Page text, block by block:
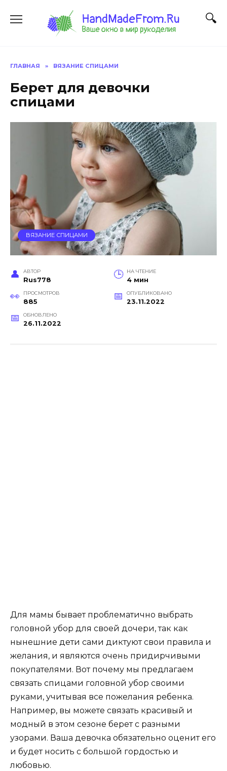
содержанию
ГЛАВНАЯ » ВЯЗАНИЕ СПИЦАМИ
Берет для девочки
спицами
ВЯЗАНИЕ СПИЦАМИ
АВТОР
Rus778
НА ЧТЕНИЕ
4 мин
ПРОСМОТРОВ
885
ОПУБЛИКОВАНО
23.11.2022
ОБНОВЛЕНО
26.11.2022
Для мамы бывает проблематично выбрать
головной убор для своей дочери, так как
нынешние дети сами диктуют свои правила и
желания, и являются очень придирчивыми
покупателями. Вот почему мы предлагаем
связать спицами головной убор своими
руками, учитывая все пожелания ребенка.
Например, вы можете связать красивый и
модный в этом сезоне берет с разными
узорами. Ваша девочка обязательно оценит его
и будет носить с большой гордостью и
любовью.